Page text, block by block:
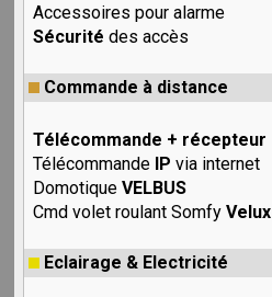
Accessoires pour alarme
Sécurité des accès
Commande à distance
Télécommande + récepteur
Télécommande IP via internet
DomotiqueVELBUS
Cmd volet roulant SomfyVelux
Eclairage & Electricité